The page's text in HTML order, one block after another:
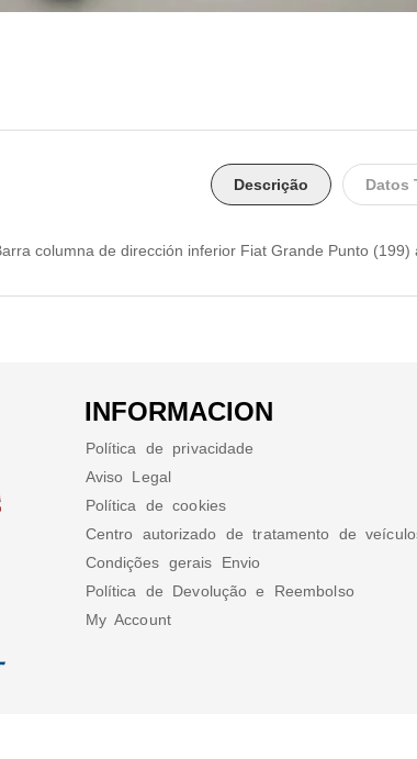
Descrição Datos
columna de dirección inferior Fiat Grande Punto
INFORMACION
Política de privacidade
Aviso Legal
Política de cookies
Centro autorizado de tratamento de
Condições gerais Envio
Política de Devolução e Reembolso
My Account